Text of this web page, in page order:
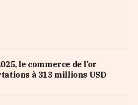
le commerce de l’or
à 313 millions USD